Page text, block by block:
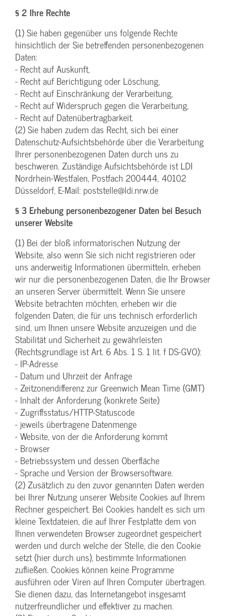
§ 2 Ihre Rechte
(1) Sie haben gegenüber uns folgende Rechte
hinsichtlich der Sie betreffenden personenbezogenen
Daten:
- Recht auf Auskunft,
- Recht auf Berichtigung oder Löschung,
- Recht auf Einschränkung der Verarbeitung,
- Recht auf Widerspruch gegen die Verarbeitung,
- Recht auf Datenübertragbarkeit.
(2) Sie haben zudem das Recht, sich bei einer
Datenschutz-Aufsichtsbehörde über die Verarbeitung
Ihrer personenbezogenen Daten durch uns zu
beschweren. Zuständige Aufsichtsbehörde ist LDI
Nordrhein-Westfalen, Postfach 200444, 40102
Düsseldorf, E-Mail: poststelle@ldi.nrw.de
§ 3 Erhebung personenbezogener Daten bei Besuch
unserer Website
(1) Bei der bloß informatorischen Nutzung der
Website, also wenn Sie sich nicht registrieren oder
uns anderweitig Informationen übermitteln, erheben
wir nur die personenbezogenen Daten, die Ihr Browser
an unseren Server übermittelt. Wenn Sie unsere
Website betrachten möchten, erheben wir die
folgenden Daten, die für uns technisch erforderlich
sind, um Ihnen unsere Website anzuzeigen und die
Stabilität und Sicherheit zu gewährleisten
(Rechtsgrundlage ist Art. 6 Abs. 1 S. 1 lit. f DS-GVO):
- IP-Adresse
- Datum und Uhrzeit der Anfrage
- Zeitzonendifferenz zur Greenwich Mean Time (GMT)
- Inhalt der Anforderung (konkrete Seite)
- Zugriffsstatus/HTTP-Statuscode
- jeweils übertragene Datenmenge
- Website, von der die Anforderung kommt
- Browser
- Betriebssystem und dessen Oberfläche
- Sprache und Version der Browsersoftware.
(2) Zusätzlich zu den zuvor genannten Daten werden
bei Ihrer Nutzung unserer Website Cookies auf Ihrem
Rechner gespeichert. Bei Cookies handelt es sich um
kleine Textdateien, die auf Ihrer Festplatte dem von
Ihnen verwendeten Browser zugeordnet gespeichert
werden und durch welche der Stelle, die den Cookie
setzt (hier durch uns), bestimmte Informationen
zufließen. Cookies können keine Programme
ausführen oder Viren auf Ihren Computer übertragen.
Sie dienen dazu, das Internetangebot insgesamt
nutzerfreundlicher und effektiver zu machen.